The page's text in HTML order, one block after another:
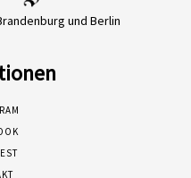
und Berlin